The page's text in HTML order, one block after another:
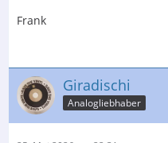
Frank
Giradischi
Analogliebhaber